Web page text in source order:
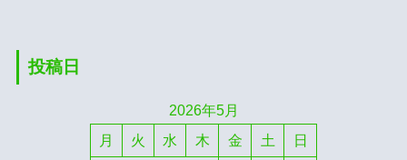
投稿日
2026年5月
月
火 水 木 金 土 日